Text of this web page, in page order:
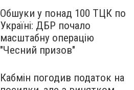
Обшуки у понад 100 ТЦК по
Україні: ДБР почало
масштабну операцію
"Чесний призов"
Кабмін погодив податок на